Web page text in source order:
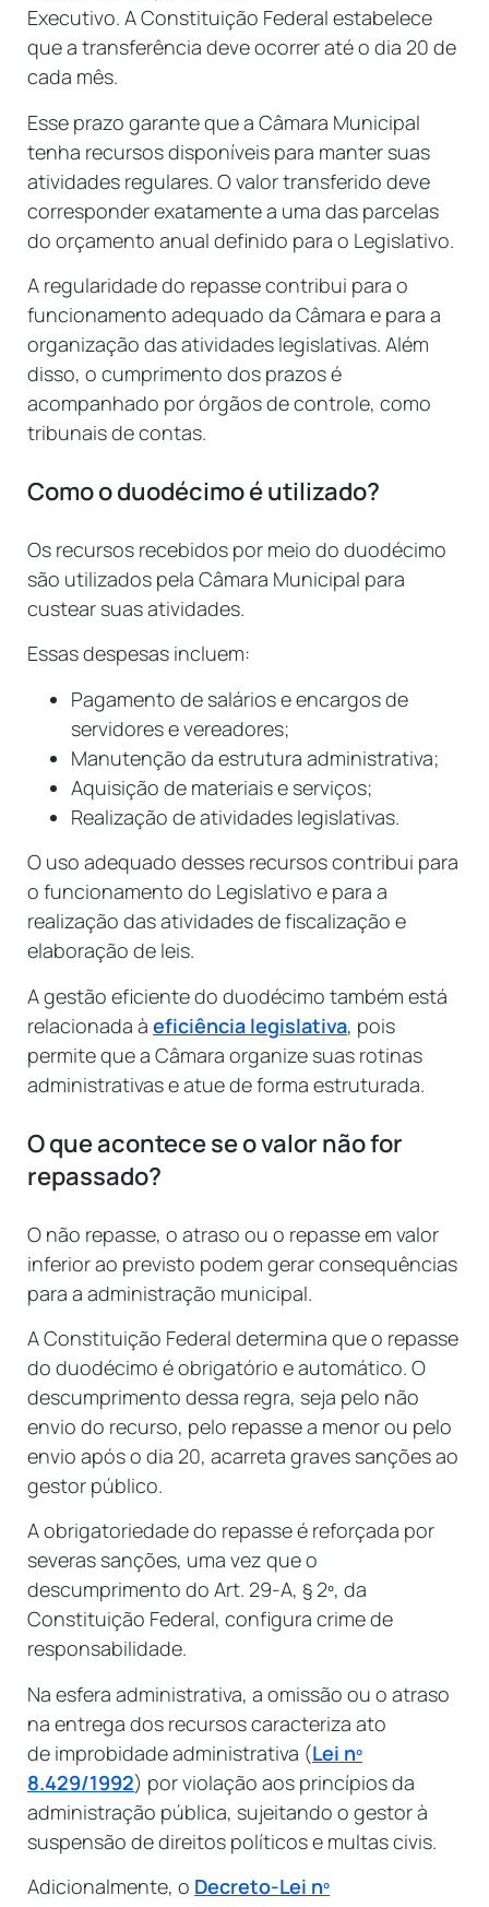
Executivo. A Constituição Federal estabelece
que a transferência deve ocorrer até o dia 20 de
cada mês.
Esse prazo garante que a Câmara Municipal
tenha recursos disponíveis para manter suas
atividades regulares. O valor transferido deve
corresponder exatamente a uma das parcelas
do orçamento anual definido para o Legislativo.
A regularidade do repasse contribui para o
funcionamento adequado da Câmara e para a
organização das atividades legislativas. Além
disso, o cumprimento dos prazos é
acompanhado por órgãos de controle, como
tribunais de contas.
Como o duodécimo é utilizado?
Os recursos recebidos por meio do duodécimo
são utilizados pela Câmara Municipal para
custear suas atividades.
Essas despesas incluem:
Pagamento de salários e encargos de
servidores e vereadores;
Manutenção da estrutura administrativa;
Aquisição de materiais e serviços;
Realização de atividades legislativas.
O uso adequado desses recursos contribui para
o funcionamento do Legislativo e para a
realização das atividades de fiscalização e
elaboração de leis.
A gestão eficiente do duodécimo também está
relacionada à eficiência legislativa, pois
permite que a Câmara organize suas rotinas
administrativas e atue de forma estruturada.
O que acontece se o valor não for
repassado?
O não repasse, o atraso ou o repasse em valor
inferior ao previsto podem gerar consequências
para a administração municipal.
A Constituição Federal determina que o repasse
do duodécimo é obrigatório e automático. O
descumprimento dessa regra, seja pelo não
envio do recurso, pelo repasse a menor ou pelo
envio após o dia 20, acarreta graves sanções ao
gestor público.
A obrigatoriedade do repasse é reforçada por
severas sanções, uma vez que o
descumprimento do Art. 29-A, § 2º, da
Constituição Federal, configura crime de
responsabilidade.
Na esfera administrativa, a omissão ou o atraso
na entrega dos recursos caracteriza ato
de improbidade administrativa (Lei nº
8.429/1992) por violação aos princípios da
administração pública, sujeitando o gestor à
suspensão de direitos políticos e multas civis.
Adicionalmente, o Decreto-Lei nº